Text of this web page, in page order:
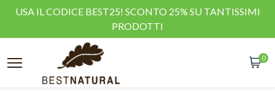
USA IL CODICE BEST25! SCONTO 25% SU TANTISSIMI
PRODOTTI
0